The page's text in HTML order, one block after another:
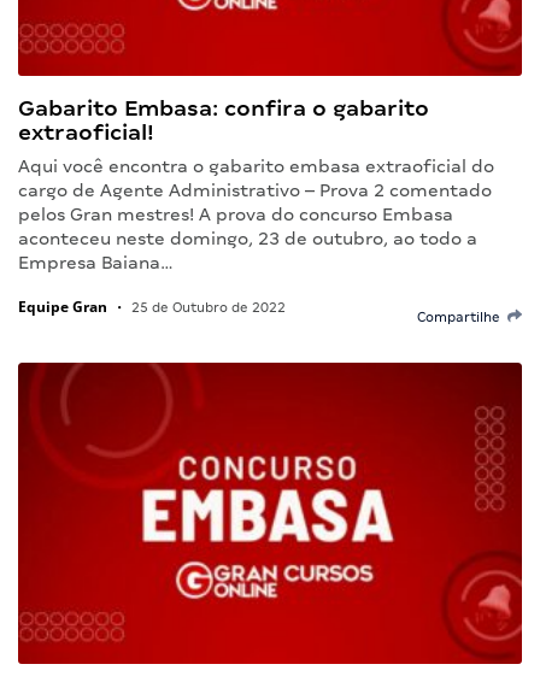
Gabarito Embasa: confira o gabarito
extraoficial!
Aqui você encontra o gabarito embasa extraoficial do
cargo de Agente Administrativo – Prova 2 comentado
pelos Gran mestres! A prova do concurso Embasa
aconteceu neste domingo, 23 de outubro, ao todo a
Empresa Baiana…
Equipe Gran • 25 de Outubro de 2022
Compartilhe